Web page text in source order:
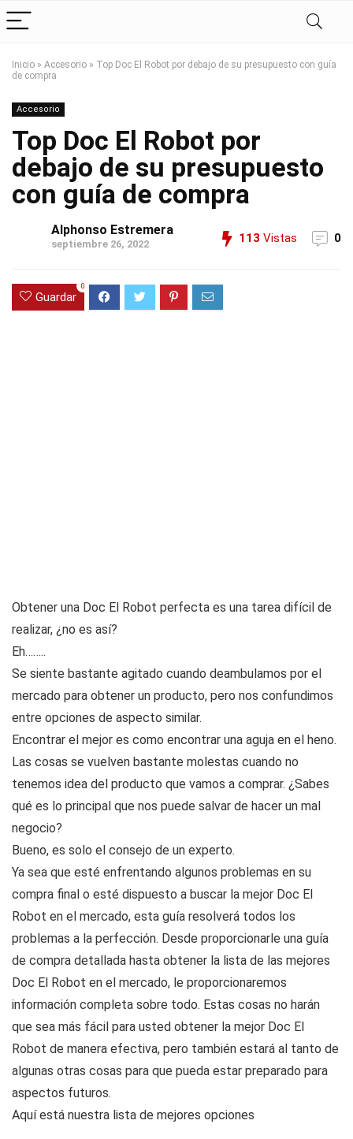
Inicio » Accesorio » Top Doc El Robot por debajo de su presupuesto con guía
de compra
Accesorio
Top Doc El Robot por
debajo de su presupuesto
con guía de compra
Alphonso Estremera
septiembre 26, 2022 113 Vistas 0
Guardar
0
Obtener una Doc El Robot perfecta es una tarea difícil de
realizar, ¿no es así?
Eh……..
Se siente bastante agitado cuando deambulamos por el
mercado para obtener un producto, pero nos confundimos
entre opciones de aspecto similar.
Encontrar el mejor es como encontrar una aguja en el heno.
Las cosas se vuelven bastante molestas cuando no
tenemos idea del producto que vamos a comprar. ¿Sabes
qué es lo principal que nos puede salvar de hacer un mal
negocio?
Bueno, es solo el consejo de un experto.
Ya sea que esté enfrentando algunos problemas en su
compra final o esté dispuesto a buscar la mejor Doc El
Robot en el mercado, esta guía resolverá todos los
problemas a la perfección. Desde proporcionarle una guía
de compra detallada hasta obtener la lista de las mejores
Doc El Robot en el mercado, le proporcionaremos
información completa sobre todo. Estas cosas no harán
que sea más fácil para usted obtener la mejor Doc El
Robot de manera efectiva, pero también estará al tanto de
algunas otras cosas para que pueda estar preparado para
aspectos futuros.
Aquí está nuestra lista de mejores opciones